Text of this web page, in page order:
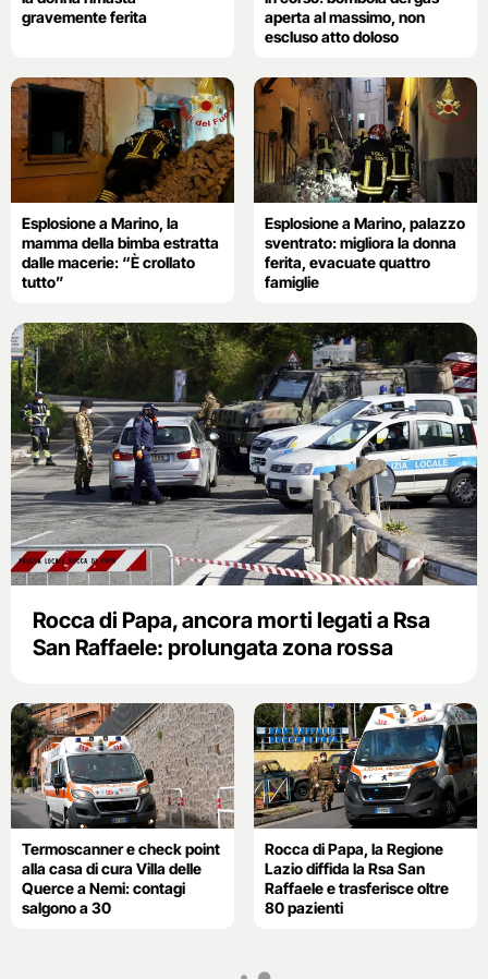
gravemente ferita
aperta al massimo, non
escluso atto doloso
Esplosione a Marino, la
mamma della bimba estratta
dalle macerie: “È crollato
tutto”
Esplosione a Marino, palazzo
sventrato: migliora la donna
ferita, evacuate quattro
famiglie
Rocca di Papa, ancora morti legati a Rsa
San Raffaele: prolungata zona rossa
Termoscanner e check point
alla casa di cura Villa delle
Querce a Nemi: contagi
salgono a 30
Rocca di Papa, la Regione
Lazio diffida la Rsa San
Raffaele e trasferisce oltre
80 pazienti